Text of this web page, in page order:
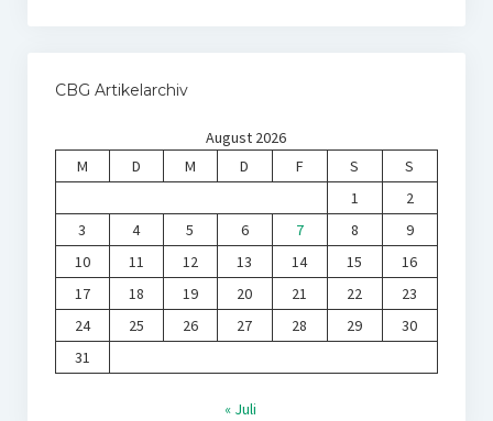
CBG Artikelarchiv
August 2026
M
D M D F S
S
1
2
3
4 5 6 7 8
9
10
11 12 13 14 15
16
17
18 19 20 21 22
23
24
25 26 27 28 29
30
31
« Juli